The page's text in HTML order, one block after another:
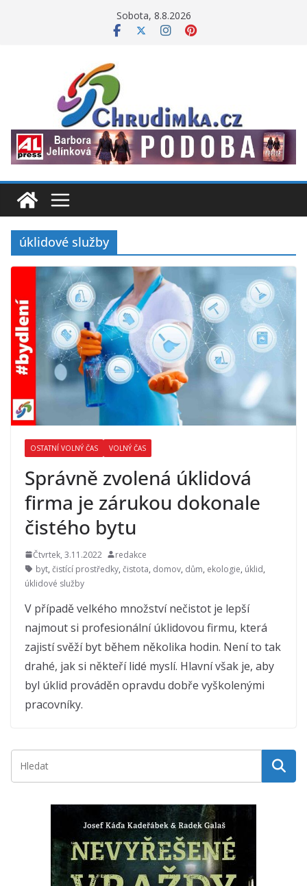
Sobota, 8.8.2026
úklidové služby
OSTATNÍ VOLNÝ ČAS VOLNÝ ČAS
Správně zvolená úklidová
firma je zárukou dokonale
čistého bytu
Čtvrtek, 3.11.2022
redakce
byt, čistící prostředky, čistota, domov, dům, ekologie, úklid,
úklidové služby
V případě velkého množství nečistot je lepší
najmout si profesionální úklidovou firmu, která
zajistí svěží byt během několika hodin. Není to tak
drahé, jak si někteří lidé myslí. Hlavní však je, aby
byl úklid prováděn opravdu dobře vyškolenými
pracovníky.